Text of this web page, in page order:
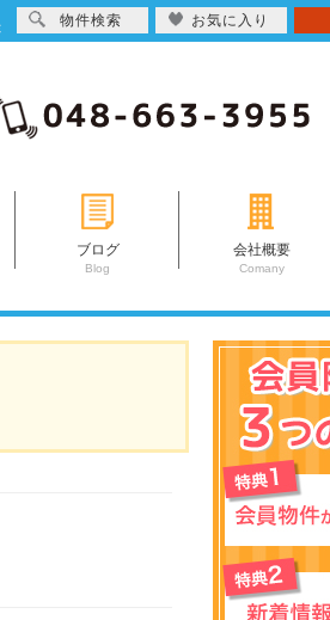
ブログ
Blog
会社概要
Comany
物件検索 お気に入り